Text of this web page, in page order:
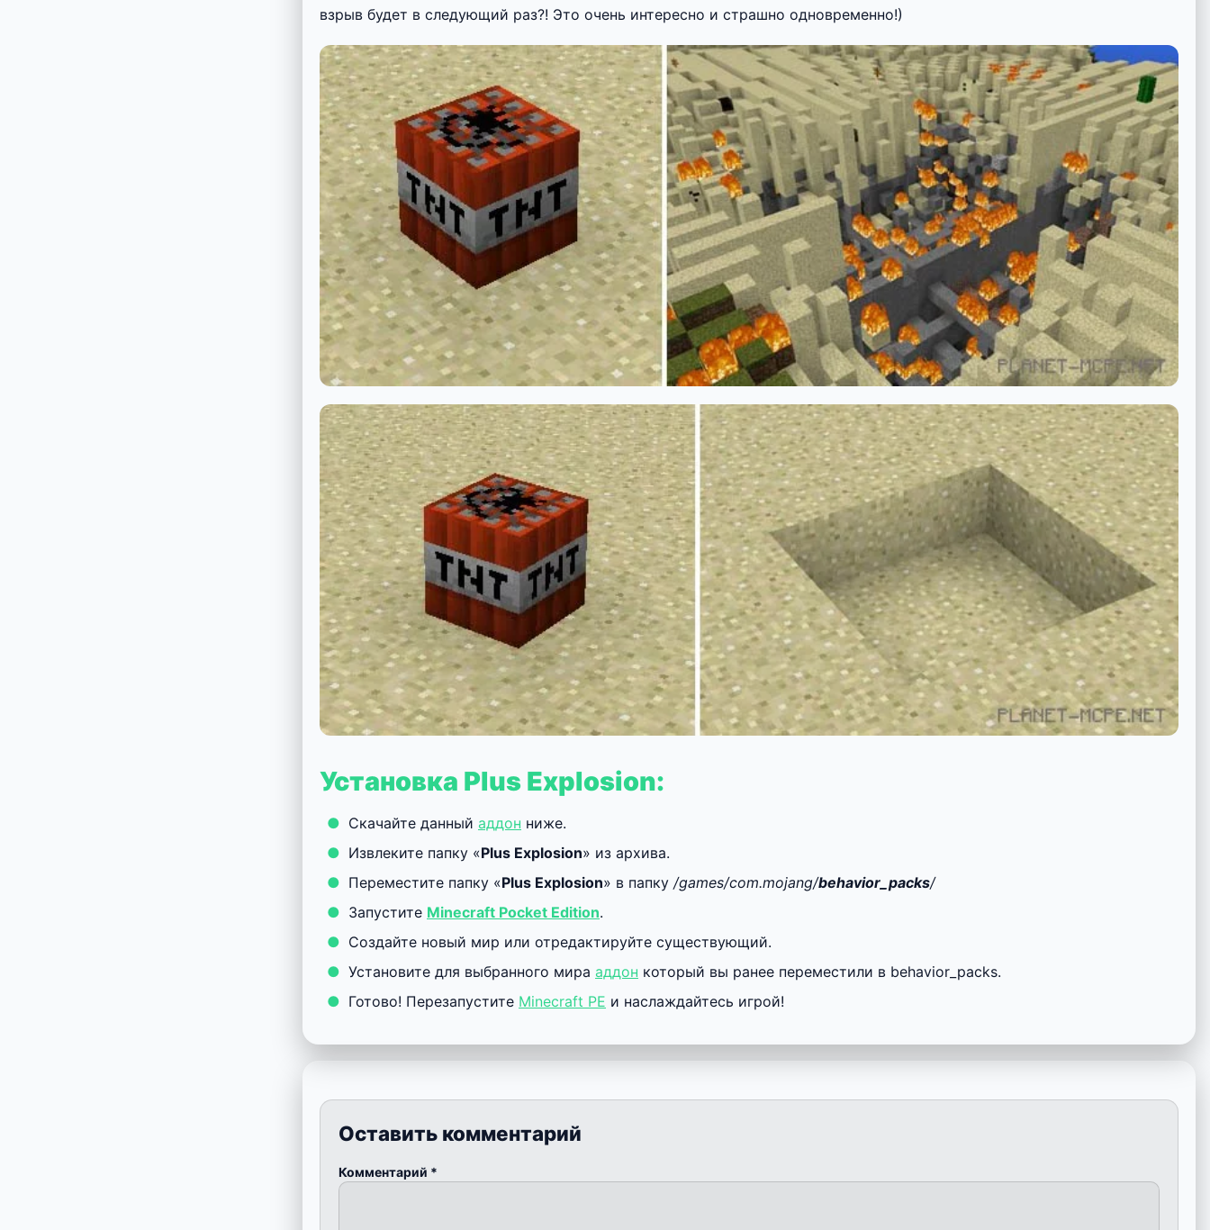
взрыв будет в следующий раз?! Это очень интересно и страшно одновременно!)
Установка Plus Explosion:
Скачайте данный аддон ниже.
Извлеките папку «Plus Explosion» из архива.
Переместите папку «Plus Explosion» в папку /games/com.mojang/behavior_packs/
Запустите Minecraft Pocket Edition.
Создайте новый мир или отредактируйте существующий.
Установите для выбранного мира аддон который вы ранее переместили в behavior_packs.
Готово! Перезапустите Minecraft PE и наслаждайтесь игрой!
Оставить комментарий
Комментарий *